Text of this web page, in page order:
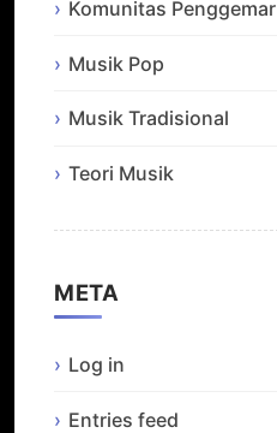
Komunitas Penggemar
Musik Pop
Musik Tradisional
Teori Musik
META
Log in
Entries feed